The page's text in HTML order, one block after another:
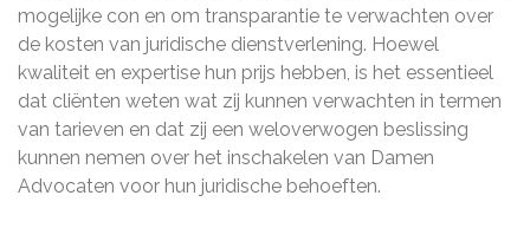
mogelijke con en om transparantie te verwachten over
de kosten van juridische dienstverlening. Hoewel
kwaliteit en expertise hun prijs hebben, is het essentieel
dat cliënten weten wat zij kunnen verwachten in termen
van tarieven en dat zij een weloverwogen beslissing
kunnen nemen over het inschakelen van Damen
Advocaten voor hun juridische behoeften.